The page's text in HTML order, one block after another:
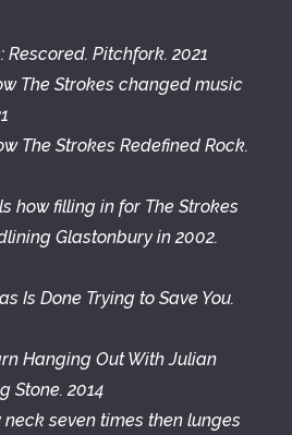
Rescored. Pitchfork. 2021
The Strokes changed music
The Strokes Redefined Rock.
how filling in for The Strokes
Glastonbury in 2002.
Is Done Trying to Save You.
Hanging Out With Julian
Stone. 2014
neck seven times then lunges